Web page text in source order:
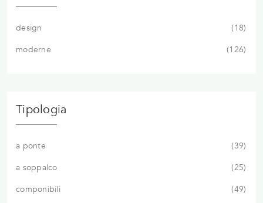
design
18
moderne
126
Tipologia
a ponte
39
a soppalco
25
componibili
49